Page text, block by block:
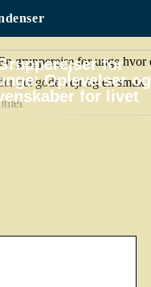
for
Oplevelser og
for livet